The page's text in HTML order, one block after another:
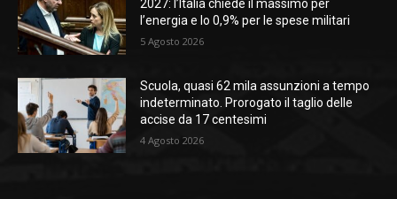
2027: l’Italia chiede il massimo per
l’energia e lo 0,9% per le spese militari
5 Agosto 2026
Scuola, quasi 62 mila assunzioni a tempo
indeterminato. Prorogato il taglio delle
accise da 17 centesimi
4 Agosto 2026